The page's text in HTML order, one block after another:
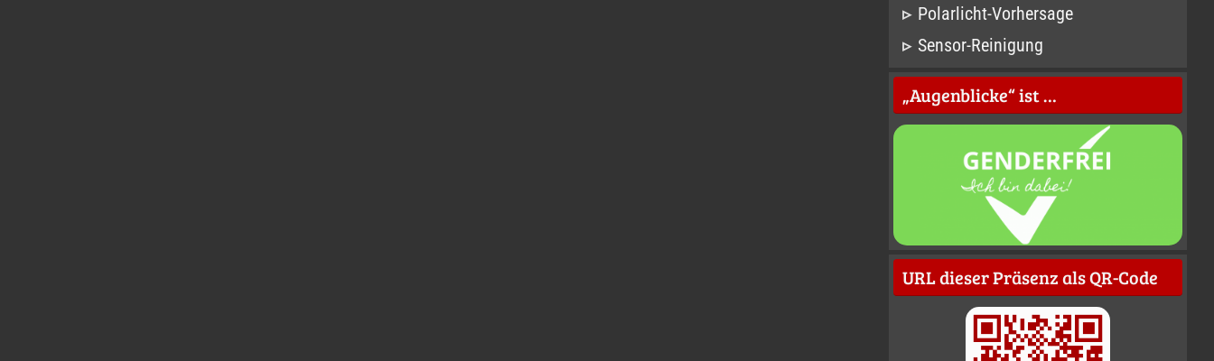
Polarlicht-Vorhersage
Sensor-Reinigung
„Augenblicke“ ist …
URL dieser Präsenz als QR-Code